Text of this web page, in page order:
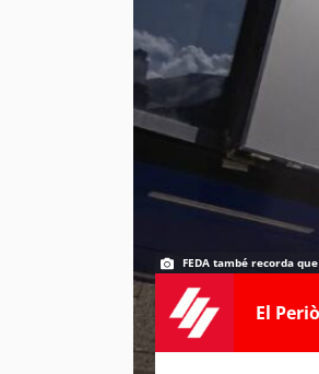
FEDA també recorda
El